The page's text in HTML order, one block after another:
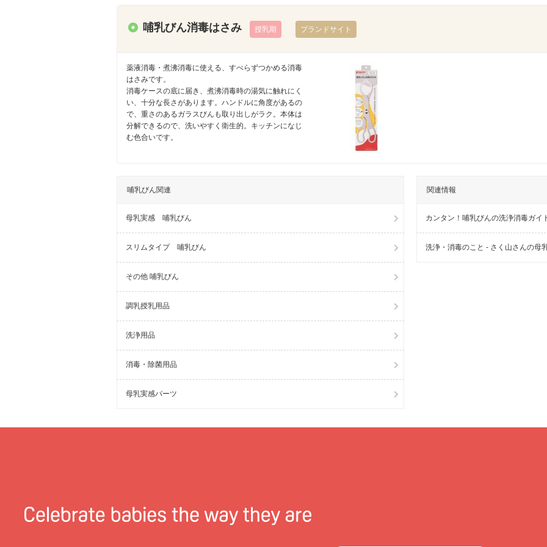
哺乳びん消毒はさみ 授乳期 ブランドサイト
薬液消毒・煮沸消毒に使える、すべらずつかめる消毒
はさみです。
消毒ケースの底に届き、煮沸消毒時の湯気に触れにく
い、十分な長さがあります。ハンドルに角度があるの
で、重さのあるガラスびんも取り出しがラク。本体は
分解できるので、洗いやすく衛生的。キッチンになじ
む色合いです。
哺乳びん関連
母乳実感 哺乳びん
スリムタイプ 哺乳びん
その他 哺乳びん
調乳授乳用品
洗浄用品
消毒・除菌用品
母乳実感パーツ
関連情報
カンタン！哺乳びんの洗浄消毒ガイ
洗浄・消毒のこと - さく山さんの母